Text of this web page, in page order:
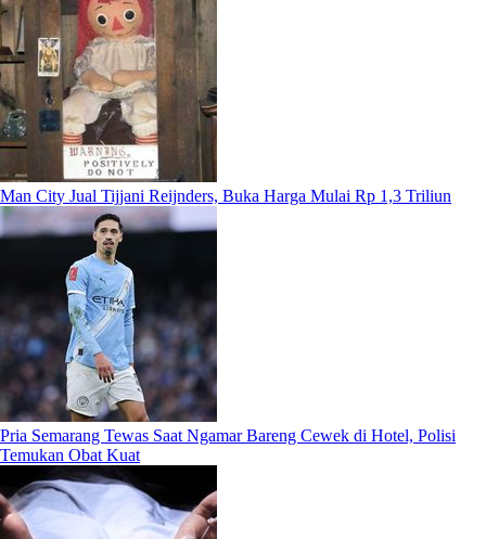
Man City Jual Tijjani Reijnders, Buka Harga Mulai Rp 1,3 Triliun
Pria Semarang Tewas Saat Ngamar Bareng Cewek di Hotel, Polisi
Temukan Obat Kuat